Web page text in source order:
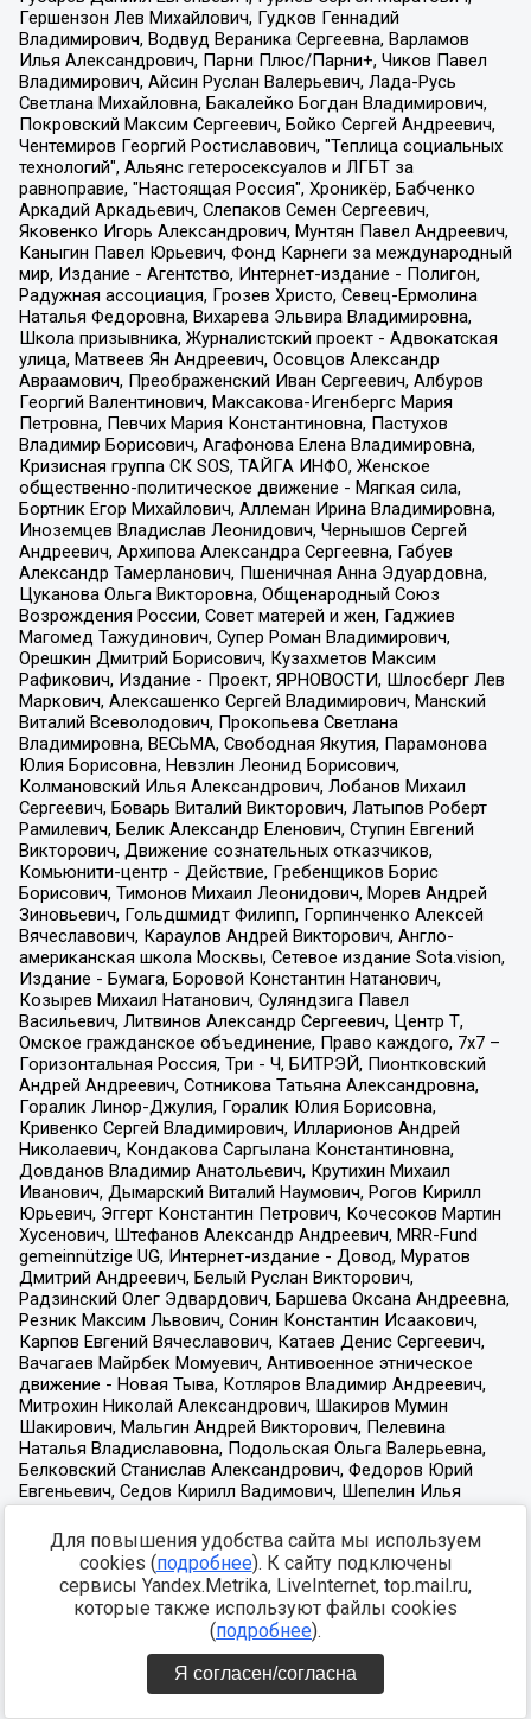
Для повышения удобства сайта мы используем
cookies (подробнее). К сайту подключены
сервисы Yandex.Metrika, LiveInternet, top.mail.ru,
которые также используют файлы cookies
(подробнее).
Я согласен/согласна